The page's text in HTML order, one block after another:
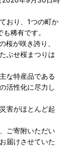
おり、1つの町か
稀有です。
が咲き誇り、
ぶせ桜まつりは
な特産品である
活性化に尽力し
害がほとんど起
ご寄附いただい
届けさせていた